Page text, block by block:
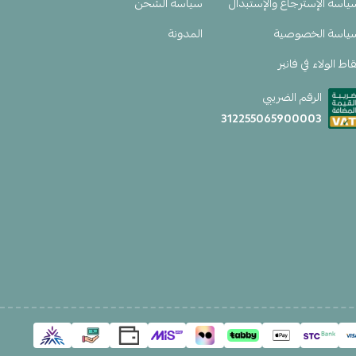
الخصوصية
المدونة
الولاء في فانير
الرقم الضريبي
312255065900003